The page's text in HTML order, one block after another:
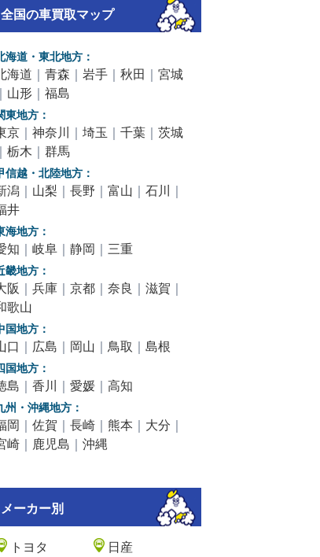
全国の車買取マップ
海道・東北地方：
海道 ｜ 青森 ｜ 岩手｜ 秋田 ｜ 宮城
｜ 山形｜ 福島
東地方：
京｜ 神奈川 ｜ 埼玉 ｜ 千葉｜ 茨城
｜ 栃木 ｜ 群馬
信越・北陸地方：
潟 ｜ 山梨 ｜ 長野 ｜ 富山 ｜ 石川 ｜
井
海地方：
知 ｜ 岐阜 ｜ 静岡 ｜ 三重
畿地方：
阪 ｜ 兵庫｜ 京都｜ 奈良 ｜ 滋賀 ｜
歌山
国地方：
口 ｜ 広島 ｜ 岡山 ｜ 鳥取 ｜ 島根
国地方：
島 ｜ 香川 ｜ 愛媛｜ 高知
州・沖縄地方：
岡 ｜ 佐賀 ｜ 長崎｜ 熊本 ｜ 大分 ｜
崎｜ 鹿児島 ｜ 沖縄
メーカー別
トヨタ
日産